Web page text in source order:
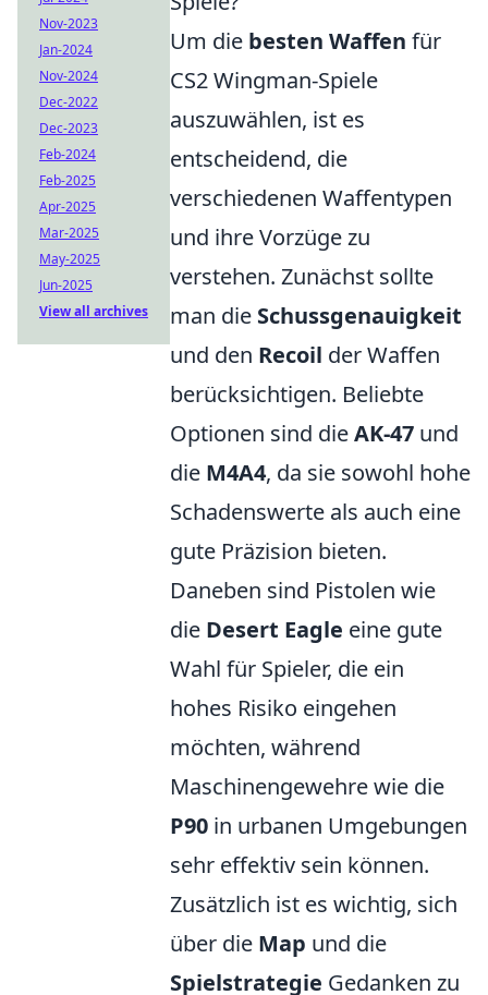
Um die besten Waffen für
CS2 Wingman-Spiele
auszuwählen, ist es
entscheidend, die
verschiedenen Waffentypen
und ihre Vorzüge zu
verstehen. Zunächst sollte
man die Schussgenauigkeit
und den Recoil der Waffen
berücksichtigen. Beliebte
Optionen sind dieAK-47 und
die M4A4, da sie sowohl hohe
Schadenswerte als auch eine
gute Präzision bieten.
Daneben sind Pistolen wie
die Desert Eagle eine gute
Wahl für Spieler, die ein
hohes Risiko eingehen
möchten, während
Maschinengewehre wie die
P90 in urbanen Umgebungen
sehr effektiv sein können.
Zusätzlich ist es wichtig, sich
über die Map und die
Spielstrategie Gedanken zu
Nov-2023
Jan-2024
Nov-2024
Dec-2022
Dec-2023
Feb-2024
Feb-2025
Apr-2025
Mar-2025
May-2025
Jun-2025
View all archives